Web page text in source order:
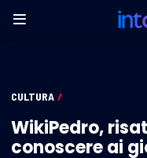
CULTURA /
WikiPedro,
conoscere ai